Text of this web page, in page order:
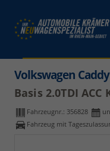
Volkswagen Caddy
Basis 2.0TDI ACC
Fahrzeugnr.: 356828
Fahrzeug mit